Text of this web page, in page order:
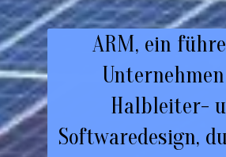
ARM, ein
Halbleiter-
Softwaredesign,